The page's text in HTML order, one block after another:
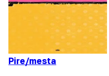
Pire/mesta